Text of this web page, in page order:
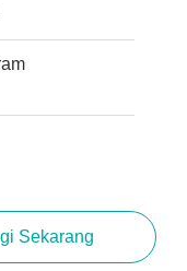
Sekarang